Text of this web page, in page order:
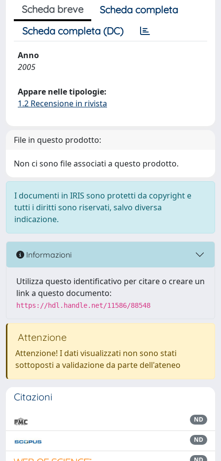
Scheda breve
Scheda completa
Scheda completa (DC)
Anno
2005
Appare nelle tipologie:
1.2 Recensione in rivista
File in questo prodotto:
Non ci sono file associati a questo prodotto.
I documenti in IRIS sono protetti da copyright e
tutti i diritti sono riservati, salvo diversa
indicazione.
Informazioni
Utilizza questo identificativo per citare o creare un
link a questo documento:
https://hdl.handle.net/11586/88548
Attenzione
Attenzione! I dati visualizzati non sono stati
sottoposti a validazione da parte dell'ateneo
Citazioni
ND
ND